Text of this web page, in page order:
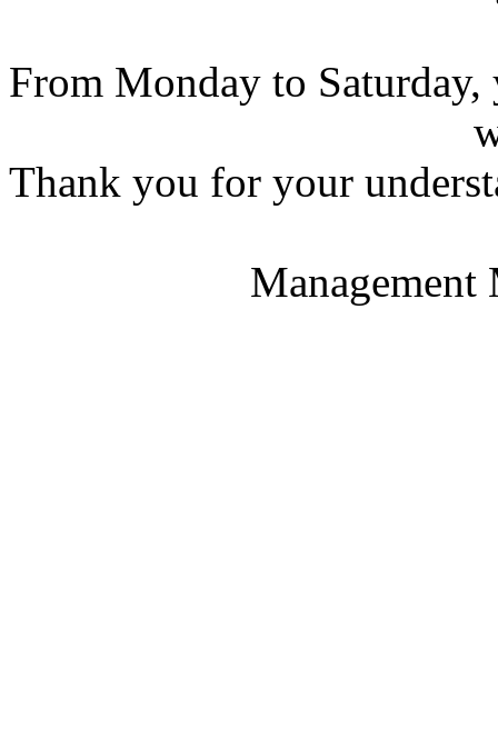
From Monday to
Thank you for your
Management